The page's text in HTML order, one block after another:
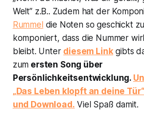
Welt”z.B.. Zudem hat der
Rummel die Noten so geschickt
komponiert, dass die Nummer
bleibt. Unter diesem Linkgibts
zum ersten Song über
Persönlichkeitsentwicklung.
„Das Leben klopft an deine Tür“
und Download. Viel Spaß damit.